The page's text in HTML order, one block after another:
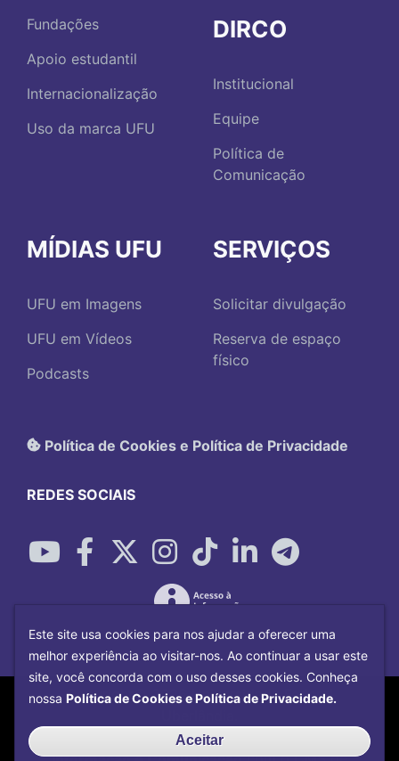
Fundações
Apoio estudantil
Internacionalização
Uso da marca UFU
DIRCO
Institucional
Equipe
Política de
Comunicação
MÍDIAS UFU
UFU em Imagens
UFU em Vídeos
Podcasts
SERVIÇOS
Solicitar divulgação
Reserva de espaço
físico
Política de Cookies e Política de Privacidade
REDES SOCIAIS
Copyright©2026Universidade Federal
Centro de Tecnologia da
Este site usa cookies para nos ajudar a oferecer uma
melhor experiência ao visitar-nos. Ao continuar a usar este
site, você concorda com o uso desses cookies. Conheça
nossa Política de Cookies e Política de Privacidade.
Aceitar